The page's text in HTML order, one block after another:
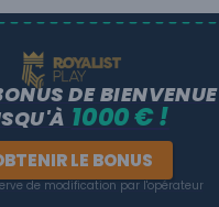
DE BIENVENUE
1000 € !
LE BONUS
de modification par l'opérateur